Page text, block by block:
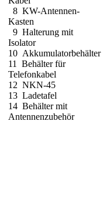
8 KW-Antennen-
Kasten
9 Halterung mit
Isolator
10 Akkumulatorbehälter
11 Behälter für
Telefonkabel
12 NKN-45
13 Ladetafel
14 Behälter mit
Antennenzubehör